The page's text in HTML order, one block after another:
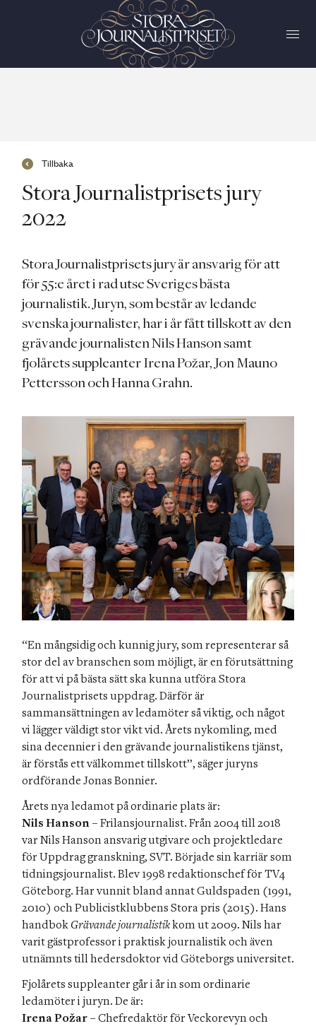
Stora Journalistprisets jury
2022
Stora Journalistprisets jury är ansvarig för att
för 55:e året i rad utse Sveriges bästa
journalistik. Juryn, som består av ledande
svenska journalister, har i år fått tillskott av den
grävande journalisten Nils Hanson samt
fjolårets suppleanter Irena Požar, Jon Mauno
Pettersson och Hanna Grahn.
“En mångsidig och kunnig jury, som representerar så
stor del av branschen som möjligt, är en förutsättning
för att vi på bästa sätt ska kunna utföra Stora
Journalistprisets uppdrag. Därför är
sammansättningen av ledamöter så viktig, och något
vi lägger väldigt stor vikt vid. Årets nykomling, med
sina decennier i den grävande journalistikens tjänst,
är förstås ett välkommet tillskott”, säger juryns
Nils Hanson – Frilansjournalist. Från 2004 till 2018
var Nils Hanson ansvarig utgivare och projektledare
för Uppdrag granskning, SVT. Började sin karriär som
tidningsjournalist. Blev 1998 redaktionschef för TV4
Göteborg. Har vunnit bland annat Guldspaden (1991,
2010) och Publicistklubbens Stora pris (2015). Hans
handbok Grävande journalistik kom ut 2009. Nils har
varit gästprofessor i praktisk journalistik och även
utnämnts till hedersdoktor vid Göteborgs universitet.
Fjolårets suppleanter går i år in som ordinarie
Irena Požar – Chefredaktör för Veckorevyn och
Tillbaka